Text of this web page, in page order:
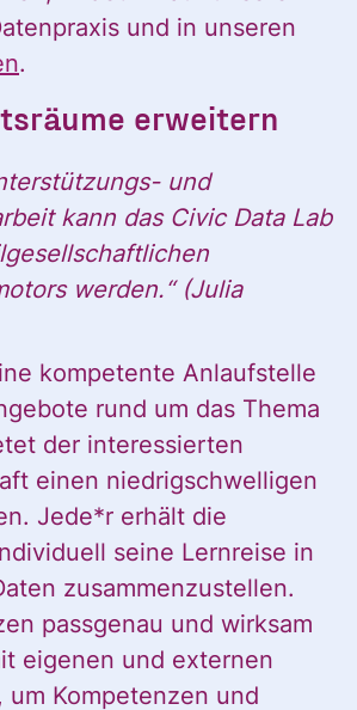
und in unseren
.
erweitern
und
kann das Civic Data Lab
werden.“ (Julia
kompetente Anlaufstelle
rund um das Thema
der interessierten
einen niedrigschwelligen
Jede*r erhält die
seine Lernreise in
zusammenzustellen.
passgenau und wirksam
eigenen und externen
um Kompetenzen und